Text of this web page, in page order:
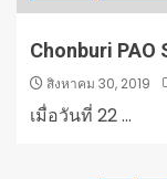
Chonburi PAO
สิงหาคม 30, 2019
เมื่อวันที่ 22 ...